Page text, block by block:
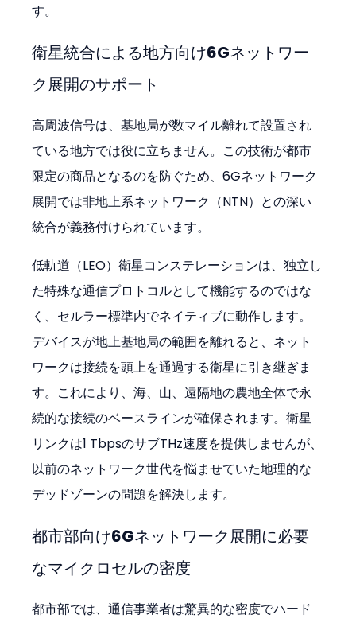
す。
衛星統合による地方向け6Gネットワー
ク展開のサポート
高周波信号は、基地局が数マイル離れて設置され
ている地方では役に立ちません。この技術が都市
限定の商品となるのを防ぐため、6Gネットワーク
展開では非地上系ネットワーク（NTN）との深い
統合が義務付けられています。
低軌道（LEO）衛星コンステレーションは、独立し
た特殊な通信プロトコルとして機能するのではな
く、セルラー標準内でネイティブに動作します。
デバイスが地上基地局の範囲を離れると、ネット
ワークは接続を頭上を通過する衛星に引き継ぎま
す。これにより、海、山、遠隔地の農地全体で永
続的な接続のベースラインが確保されます。衛星
リンクは1 TbpsのサブTHz速度を提供しませんが、
以前のネットワーク世代を悩ませていた地理的な
デッドゾーンの問題を解決します。
都市部向け6Gネットワーク展開に必要
なマイクロセルの密度
都市部では、通信事業者は驚異的な密度でハード